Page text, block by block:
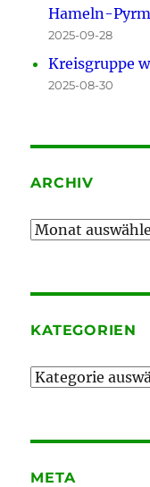
Hameln-
2025-09-28
Kreisgruppe
2025-08-30
ARCHIV
Archiv
KATEGORIEN
Kategorien
META